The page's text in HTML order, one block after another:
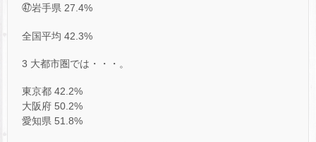
㊼岩手県 27.4%
全国平均 42.3%
3 大都市圏では・・・。
東京都 42.2%
大阪府 50.2%
愛知県 51.8%